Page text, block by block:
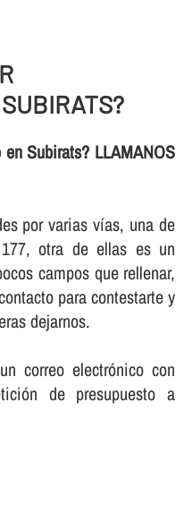
Subirats? LLAMANOS
por varias ví­as, una de
otra de ellas es un
campos que rellenar,
para contestarte y
dejarnos.
correo electrónico con
de presupuesto a